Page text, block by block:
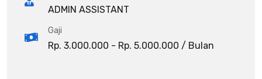
ADMIN ASSISTANT
Gaji
Rp. 3.000.000 - Rp. 5.000.000 / Bulan